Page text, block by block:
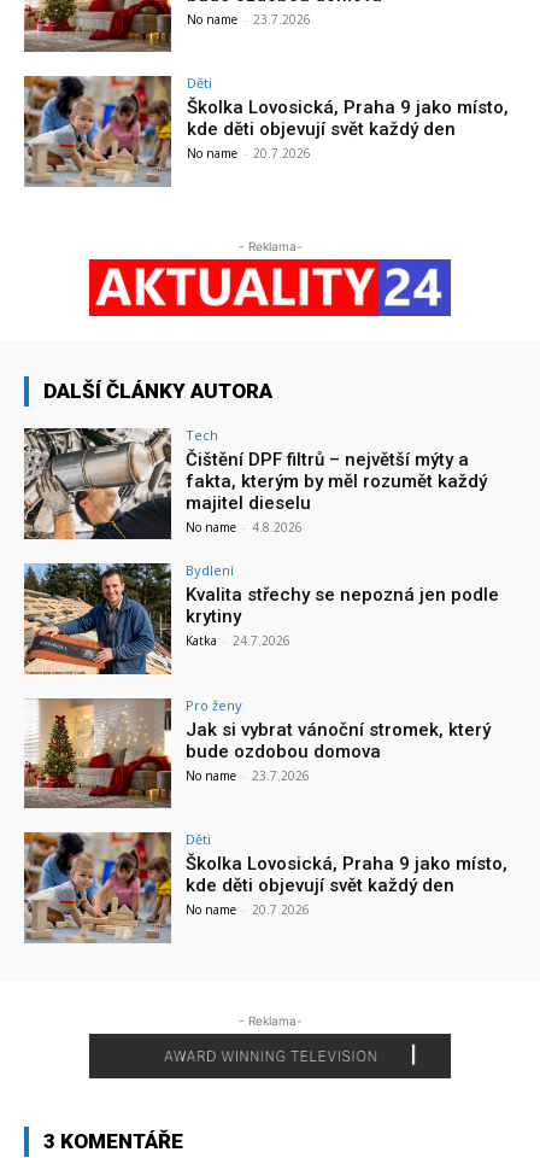
No name - 23.7.2026
Děti
Školka Lovosická, Praha 9 jako místo,
kde děti objevují svět každý den
No name - 20.7.2026
- Reklama-
DALŠÍ ČLÁNKY AUTORA
Tech
Čištění DPF filtrů – největší mýty a
fakta, kterým by měl rozumět každý
majitel dieselu
No name - 4.8.2026
Bydlení
Kvalita střechy se nepozná jen podle
krytiny
Katka - 24.7.2026
Pro ženy
Jak si vybrat vánoční stromek, který
bude ozdobou domova
No name - 23.7.2026
Děti
Školka Lovosická, Praha 9 jako místo,
kde děti objevují svět každý den
No name - 20.7.2026
- Reklama-
3 KOMENTÁŘE